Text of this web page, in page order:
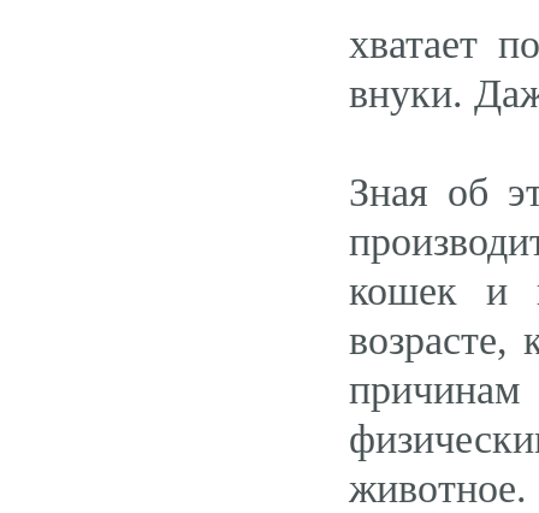
хватает
внуки.
Зная об
кошек и